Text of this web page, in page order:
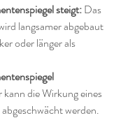
steigt: Das
langsamer abgebaut
oder länger als
kann die Wirkung eines
werden.